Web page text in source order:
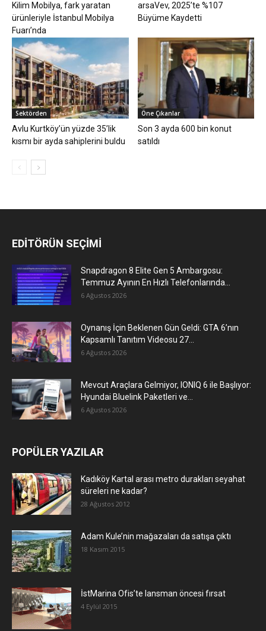
Kilim Mobilya, fark yaratan
ürünleriyle İstanbul Mobilya
Fuarı’nda
arsaVev, 2025’te %107
Büyüme Kaydetti
Sektörden
Avlu Kurtköy’ün yüzde 35’lik
kısmı bir ayda sahiplerini buldu
Öne Çıkanlar
Son 3 ayda 600 bin konut
satıldı
EDİTÖRÜN SEÇİMİ
Snapdragon 8 Elite Gen 5 Ambargosu:
Temmuz Ayının En Hızlı Telefonlarında...
6 Ağustos 2026
Oynanış İçin Beklenen Gün Geldi: GTA 6’nın
Kapsamlı Tanıtım Videosu 27...
6 Ağustos 2026
Mevcut Araçlara Gelmiyor, IONIQ 6 ile Başlıyor:
Hyundai Bluelink Paketleri ve...
6 Ağustos 2026
POPÜLER YAZILAR
Kadıköy Kartal arası metro durakları seyahat
süreleri ne kadar?
28 Ağustos 2012
Adam Kule’nin mağazaları da satışa çıktı
18 Kasım 2015
İstMarina Ofis’te lansman öncesi fırsat
4 Eylül 2015